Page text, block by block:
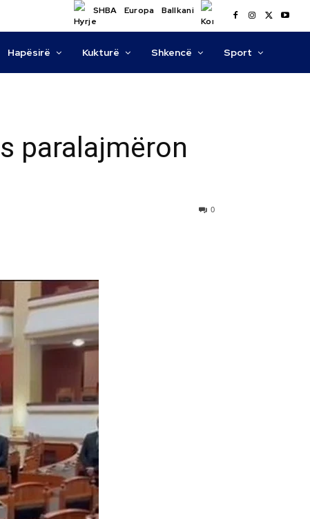
SHBA Europa Ballkani
Hapësirë Kukturë Shkencë Sport
paralajmëron
0